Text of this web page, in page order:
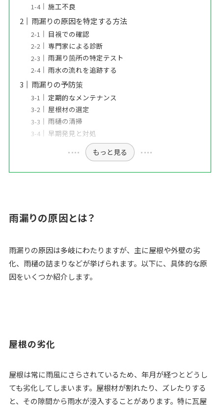
施工不良
雨漏りの原因を特定する方法
目視での確認
専門家による診断
雨漏り箇所の特定テスト
雨水の流れを追跡する
雨漏りの予防策
定期的なメンテナンス
屋根材の選定
雨樋の清掃
早期発見と対処
もっと見る
雨漏りの原因とは？
雨漏りの原因は多岐にわたりますが、主に屋根や外壁の劣
化、雨樋の詰まりなどが挙げられます。以下に、具体的な原
因をいくつか紹介します。
屋根の劣化
屋根は常に雨風にさらされているため、年月が経つとどうし
ても劣化してしまいます。屋根材が割れたり、ズレたりする
と、その隙間から雨水が浸入することがあります。特に瓦屋